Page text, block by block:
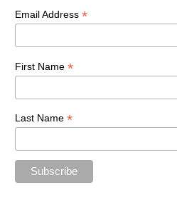
Email Address *
First Name *
Last Name *